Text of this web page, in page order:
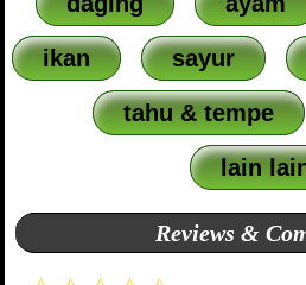
ikan sayur
tahu & tempe
lain
Reviews &